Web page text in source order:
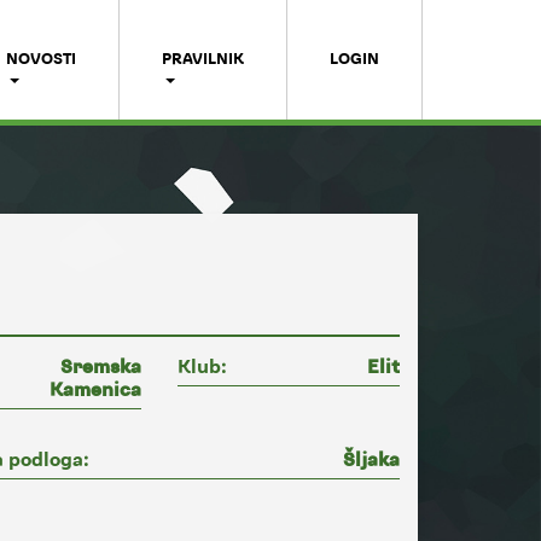
NOVOSTI PRAVILNIK LOGIN
Sremska
Kamenica
Klub: Elit
podloga: Šljaka